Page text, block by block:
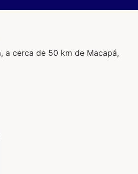
a cerca de 50 km de Macapá,